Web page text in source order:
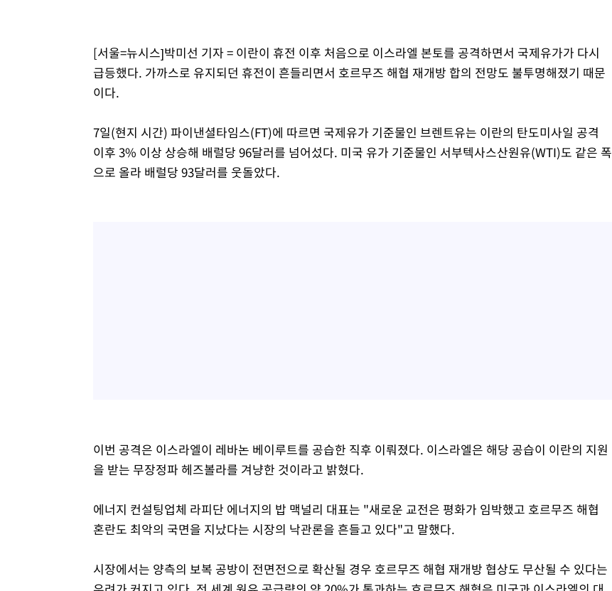
[서울=뉴시스]박미선 기자 = 이란이 휴전 이후 처음으로 이스라엘 본토를 공격하면서 국제유가가 다시
급등했다. 가까스로 유지되던 휴전이 흔들리면서 호르무즈 해협 재개방 합의 전망도 불투명해졌기 때문
이다.
7일(현지 시간) 파이낸셜타임스(FT)에 따르면 국제유가 기준물인 브렌트유는 이란의 탄도미사일 공격
이후 3% 이상 상승해 배럴당 96달러를 넘어섰다. 미국 유가 기준물인 서부텍사스산원유(WTI)도 같은 폭
으로 올라 배럴당 93달러를 웃돌았다.
이번 공격은 이스라엘이 레바논 베이루트를 공습한 직후 이뤄졌다. 이스라엘은 해당 공습이 이란의 지원
을 받는 무장정파 헤즈볼라를 겨냥한 것이라고 밝혔다.
에너지 컨설팅업체 라피단 에너지의 밥 맥널리 대표는 "새로운 교전은 평화가 임박했고 호르무즈 해협
혼란도 최악의 국면을 지났다는 시장의 낙관론을 흔들고 있다"고 말했다.
시장에서는 양측의 보복 공방이 전면전으로 확산될 경우 호르무즈 해협 재개방 협상도 무산될 수 있다는